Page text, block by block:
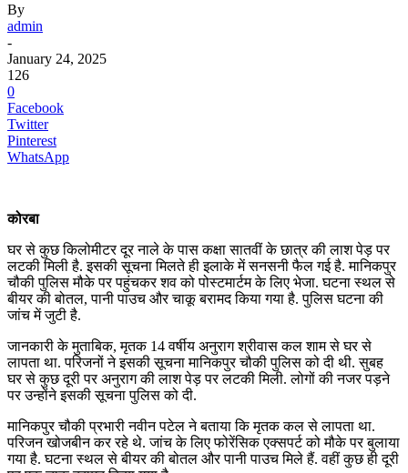
By
admin
-
January 24, 2025
126
0
Facebook
Twitter
Pinterest
WhatsApp
कोरबा
घर से कुछ किलोमीटर दूर नाले के पास कक्षा सातवीं के छात्र की लाश पेड़ पर
लटकी मिली है. इसकी सूचना मिलते ही इलाके में सनसनी फैल गई है. मानिकपुर
चौकी पुलिस मौके पर पहुंचकर शव को पोस्टमार्टम के लिए भेजा. घटना स्थल से
बीयर की बोतल, पानी पाउच और चाकू बरामद किया गया है. पुलिस घटना की
जांच में जुटी है.
जानकारी के मुताबिक, मृतक 14 वर्षीय अनुराग श्रीवास कल शाम से घर से
लापता था. परिजनों ने इसकी सूचना मानिकपुर चौकी पुलिस को दी थी. सुबह
घर से कुछ दूरी पर अनुराग की लाश पेड़ पर लटकी मिली. लोगों की नजर पड़ने
पर उन्होंने इसकी सूचना पुलिस को दी.
मानिकपुर चौकी प्रभारी नवीन पटेल ने बताया कि मृतक कल से लापता था.
परिजन खोजबीन कर रहे थे. जांच के लिए फोरेंसिक एक्सपर्ट को मौके पर बुलाया
गया है. घटना स्थल से बीयर की बोतल और पानी पाउच मिले हैं. वहीं कुछ ही दूरी